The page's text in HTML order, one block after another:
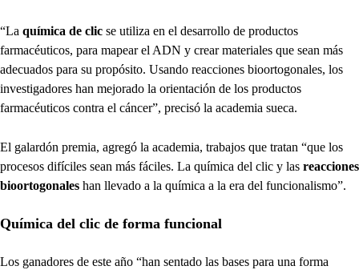
“La química de clic se utiliza en el desarrollo de productos
farmacéuticos, para mapear el ADN y crear materiales que sean más
adecuados para su propósito. Usando reacciones bioortogonales, los
investigadores han mejorado la orientación de los productos
farmacéuticos contra el cáncer”, precisó la academia sueca.
El galardón premia, agregó la academia, trabajos que tratan “que los
procesos difíciles sean más fáciles. La química del clic y las reacciones
bioortogonales han llevado a la química a la era del funcionalismo”.
Química del clic de forma funcional
Los ganadores de este año “han sentado las bases para una forma